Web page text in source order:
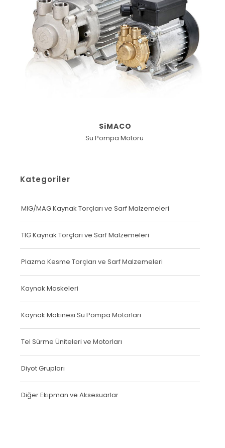
SiMACO
Su Pompa Motoru
Kategoriler
MIG/MAG Kaynak Torçları ve Sarf Malzemeleri
TIG Kaynak Torçları ve Sarf Malzemeleri
Plazma Kesme Torçları ve Sarf Malzemeleri
Kaynak Maskeleri
Kaynak Makinesi Su Pompa Motorları
Tel Sürme Üniteleri ve Motorları
Diyot Grupları
Diğer Ekipman ve Aksesuarlar